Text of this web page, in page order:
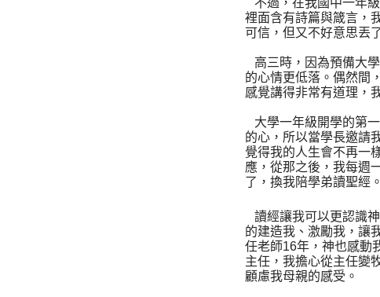
不過，在我國中一年
裡面含有詩篇與箴言，
可信，但又不好意思丟
高三時，因為預備大
的心情更低落。偶然間
感覺講得非常有道理，
大學一年級開學的第
的心，所以當學長邀請
覺得我的人生會不再一
應，從那之後，我每週
了，換我陪學弟讀聖經。
讀經讓我可以更認識
的建造我、激勵我，讓
任老師16年，神也感動
主任，我擔心從主任變
顧慮我母親的感受。